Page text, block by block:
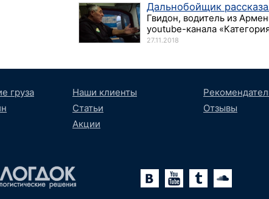
Дальнобойщик
Гвидон, водитель из
youtube-канала
27.11.2018
груза
Наши клиенты
Статьи
Акции
Отзывы
YouTubetumblr
SoundCloud